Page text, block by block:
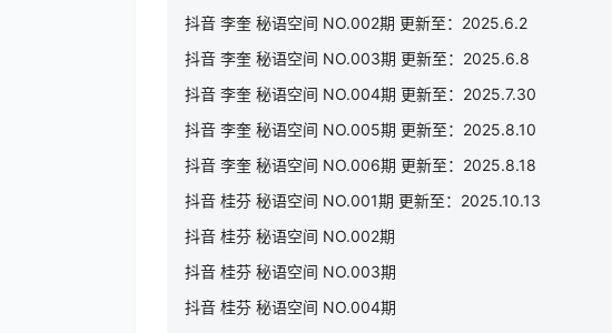
抖音 李奎 秘语空间 NO.002期 更新至：2025.6.2
抖音 李奎 秘语空间 NO.003期 更新至：2025.6.8
抖音 李奎 秘语空间 NO.004期 更新至：2025.7.30
抖音 李奎 秘语空间 NO.005期 更新至：2025.8.10
抖音 李奎 秘语空间 NO.006期 更新至：2025.8.18
抖音 桂芬 秘语空间 NO.001期 更新至：2025.10.13
抖音 桂芬 秘语空间 NO.002期
抖音 桂芬 秘语空间 NO.003期
抖音 桂芬 秘语空间 NO.004期